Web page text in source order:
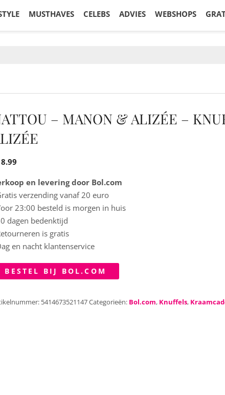
MUSTHAVES CELEBS ADVIES WEBSHOPS
– MANON & ALIZÉE –
en levering door Bol.com
verzending vanaf 20 euro
23:00 besteld is morgen in huis
dagen bedenktijd
is gratis
en nacht klantenservice
BESTEL BIJ BOL.COM
5414673521147Categorieën: Bol.com, Knuffels,